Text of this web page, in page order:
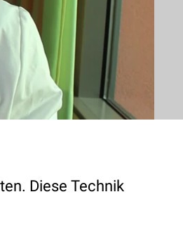
Diese Technik